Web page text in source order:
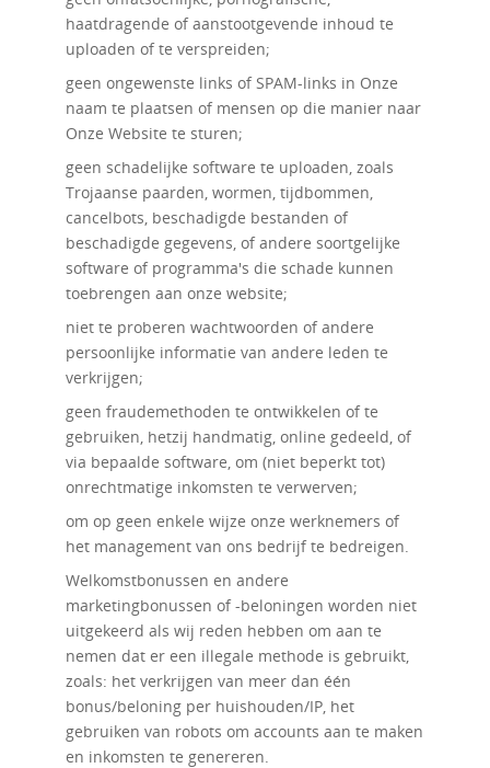
haatdragende of aanstootgevende inhoud te
uploaden of te verspreiden;
geen ongewenste links of SPAM-links in Onze
naam te plaatsen of mensen op die manier naar
Onze Website te sturen;
geen schadelijke software te uploaden, zoals
Trojaanse paarden, wormen, tijdbommen,
cancelbots, beschadigde bestanden of
beschadigde gegevens, of andere soortgelijke
software of programma's die schade kunnen
toebrengen aan onze website;
niet te proberen wachtwoorden of andere
persoonlijke informatie van andere leden te
verkrijgen;
geen fraudemethoden te ontwikkelen of te
gebruiken, hetzij handmatig, online gedeeld, of
via bepaalde software, om (niet beperkt tot)
onrechtmatige inkomsten te verwerven;
om op geen enkele wijze onze werknemers of
het management van ons bedrijf te bedreigen.
Welkomstbonussen en andere
marketingbonussen of -beloningen worden niet
uitgekeerd als wij reden hebben om aan te
nemen dat er een illegale methode is gebruikt,
zoals: het verkrijgen van meer dan één
bonus/beloning per huishouden/IP, het
gebruiken van robots om accounts aan te maken
en inkomsten te genereren.